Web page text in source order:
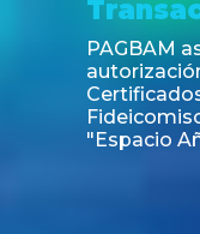
PAGBAM
"Espacio